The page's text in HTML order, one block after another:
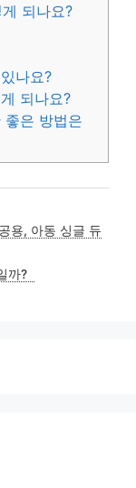
되나요?
나요?
되나요?
은 방법은
용, 아동 싱글 듀
까?